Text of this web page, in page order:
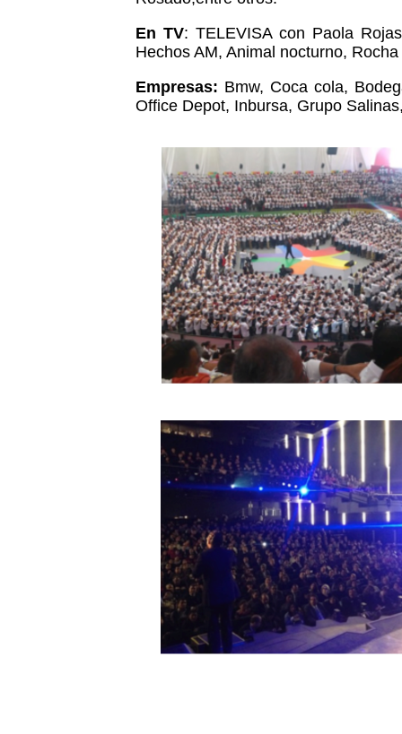
En TV: TELEVISA con Paola
Hechos AM, Animal nocturno,
Empresas: Bmw, Coca cola,
Office Depot, Inbursa, Grupo